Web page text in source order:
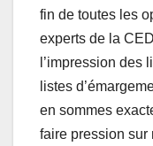
fin de toutes les
experts de la
l’impression des
listes
en sommes
faire pression sur